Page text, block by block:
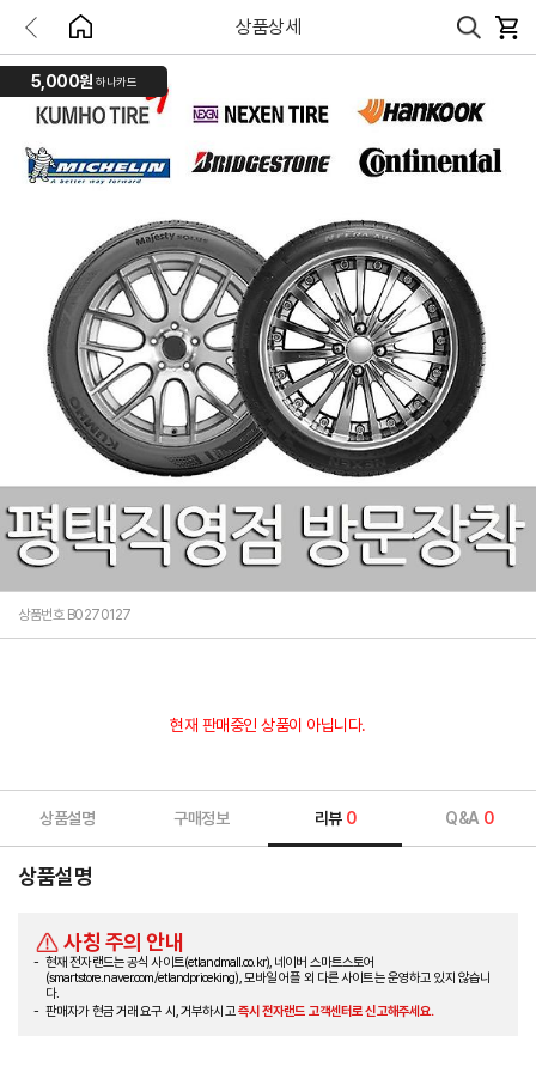
상품상세
5,000원 하나카드
상품번호 B0270127
현재 판매중인 상품이 아닙니다.
상품설명 구매정보 리뷰 0 Q&A 0
상품설명
사칭 주의 안내
현재 전자랜드는 공식 사이트(etlandmall.co.kr), 네이버 스마트스토어
(smartstore.naver.com/etlandpriceking), 모바일 어플 외 다른 사이트는 운영하고 있지 않습니
다.
판매자가 현금 거래 요구 시, 거부하시고즉시 전자랜드 고객센터로 신고해주세요.